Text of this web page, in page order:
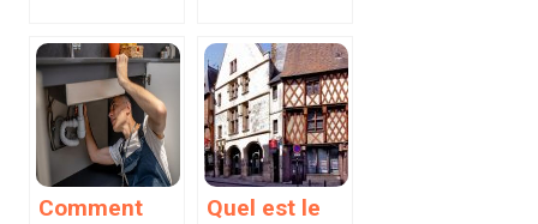
Comment
Quel est le